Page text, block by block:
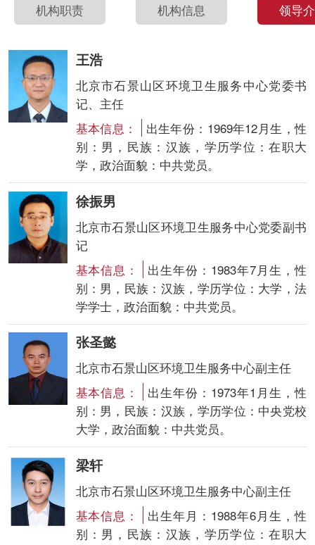
机构职责 机构信息 领导
王浩
北京市石景山区环境卫生服务中心党委书
记、主任
基本信息：
出生年份：1969年12月生，性
别：男，民族：汉族，学历学位：在职大
学，政治面貌：中共党员。
徐振男
北京市石景山区环境卫生服务中心党委副书
记
基本信息：
出生年份：1983年7月生，性
别：男，民族：汉族，学历学位：大学，法
学学士，政治面貌：中共党员。
张圣懿
北京市石景山区环境卫生服务中心副主任
基本信息：
出生年份：1973年1月生，性
别：男，民族：汉族，学历学位：中央党校
大学，政治面貌：中共党员。
梁轩
北京市石景山区环境卫生服务中心副主任
基本信息：
出生年月：1988年6月生，性
别：男，民族：汉族，学历学位：在职大